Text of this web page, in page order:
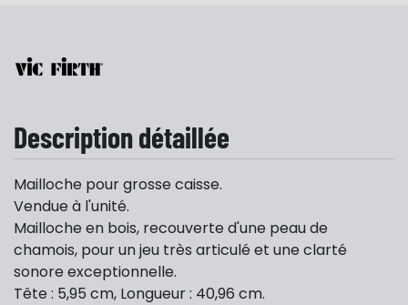
Description détaillée
Mailloche pour grosse caisse.
Vendue à l'unité.
Mailloche en bois, recouverte d'une peau de
chamois, pour un jeu très articulé et une clarté
sonore exceptionnelle.
Tête : 5,95 cm, Longueur : 40,96 cm.